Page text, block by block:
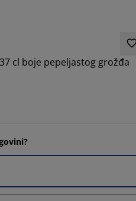
cl boje pepeljastog grožđa